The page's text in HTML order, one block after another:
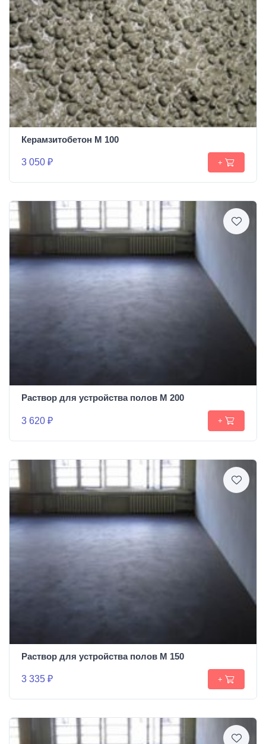
Керамзитобетон М 100
3 050 ₽ +
Раствор для устройства полов М 200
3 620 ₽ +
Раствор для устройства полов М 150
3 335 ₽ +